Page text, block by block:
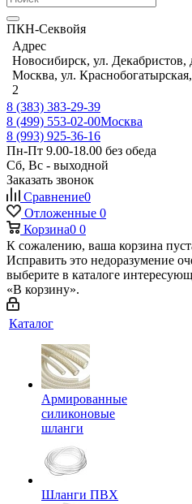
ПКН-Секвойя
Адрес
Новосибирск, ул. Декабристов,
Москва, ул.
2
8 (383) 383-29-39
8 (499) 553-02-00Москва
8 (993) 925-36-16
Пн-Пт 9.00-18.00 без обеда
Сб, Вс - выходной
Заказать звонок
Сравнение0
Отложенные 0
Корзина0 0
К сожалению, ваша корзина
Исправить это недоразумение
выберите в каталоге
«В корзину».
Каталог
Армированные
силиконовые
шланги
Шланги ПВХ